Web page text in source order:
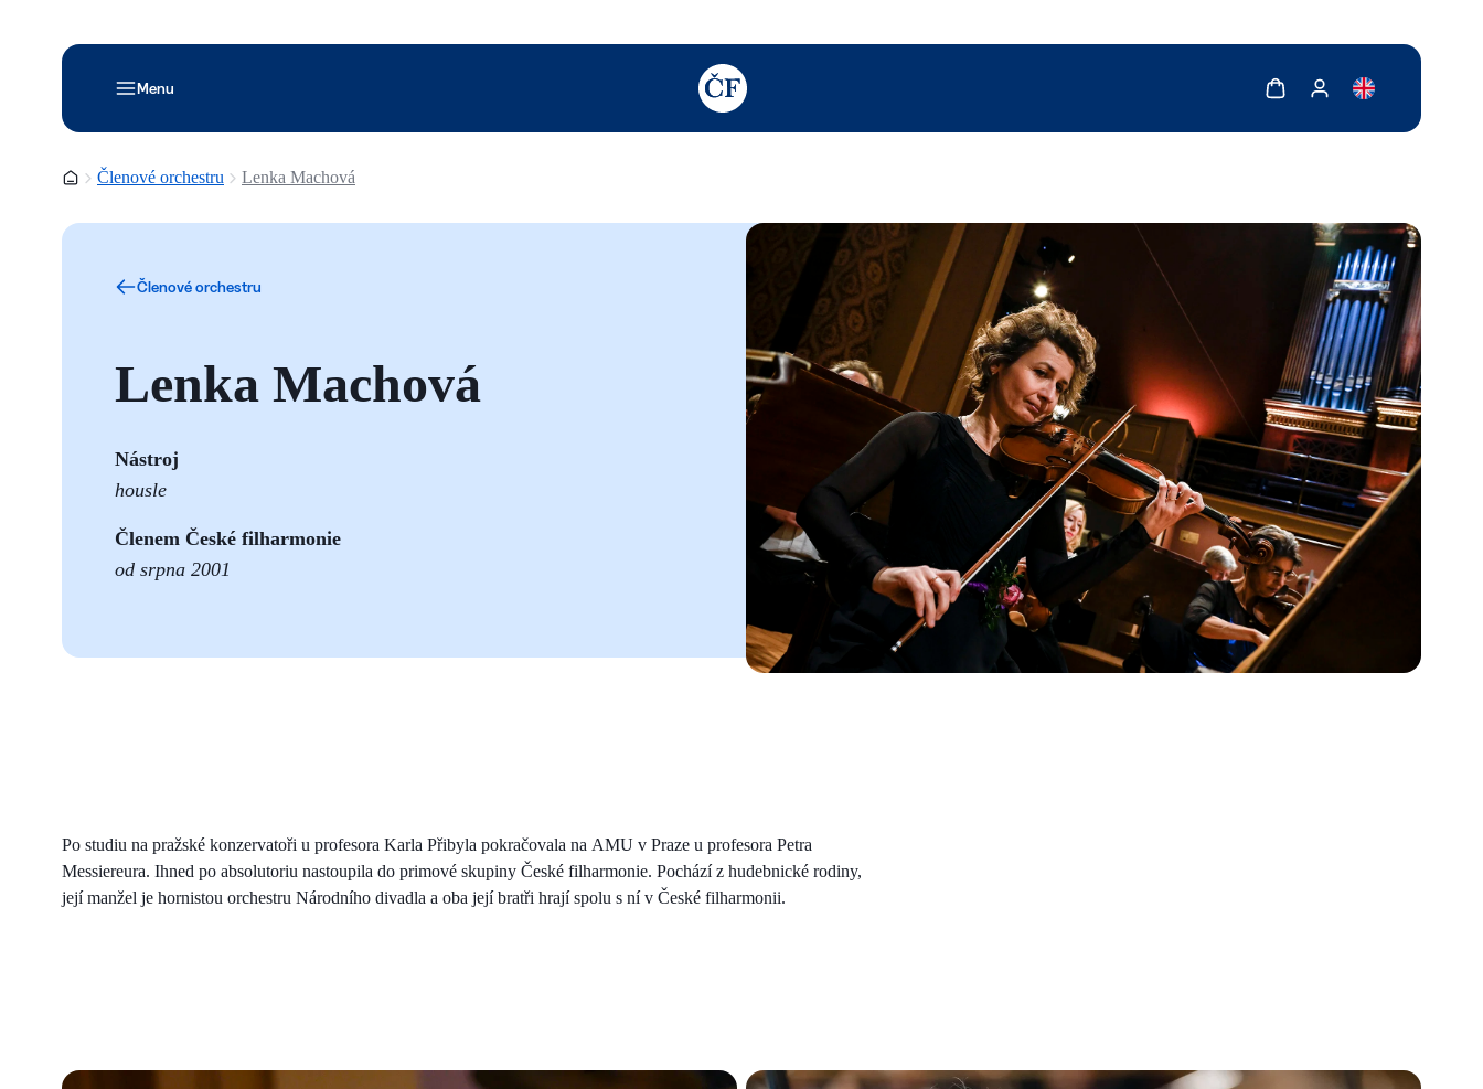
Menu
TODO: Add description for reader
Zobrazit košíkZobrazit můj účet
Domovská stránka
Členové orchestru Lenka Machová
Členové orchestru
Lenka Machová
Nástroj
housle
Členem České filharmonie
od srpna 2001
Po studiu na pražské konzervatoři u profesora Karla Přibyla pokračovala na AMU v Praze u profesora Petra
Messiereura. Ihned po absolutoriu nastoupila do primové skupiny České filharmonie. Pochází z hudebnické rodiny,
její manžel je hornistou orchestru Národního divadla a oba její bratři hrají spolu s ní v České filharmonii.